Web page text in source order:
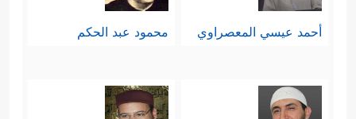
أحمد عيسي المعصراوي محمود عبد الحكم